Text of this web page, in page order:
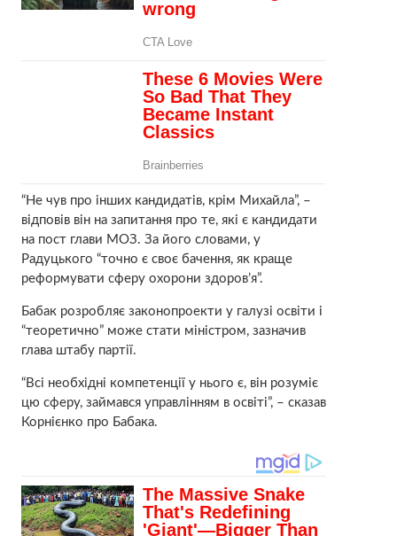
“Не чув про інших кандидатів, крім Михайла”, –
відповів він на запитання про те, які є кандидати
на пост глави МОЗ. За його словами, у
Радуцького “точно є своє бачення, як краще
реформувати сферу охорони здоров’я”.
Бабак розробляє законопроекти у галузі освіти і
“теоретично” може стати міністром, зазначив
глава штабу партії.
“Всі необхідні компетенції у нього є, він розуміє
цю сферу, займався управлінням в освіті”, – сказав
Корнієнко про Бабака.